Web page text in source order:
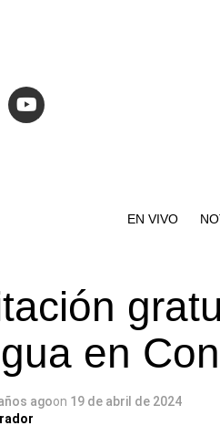
EN VIVO
en
agoon 19 de abril de 2024